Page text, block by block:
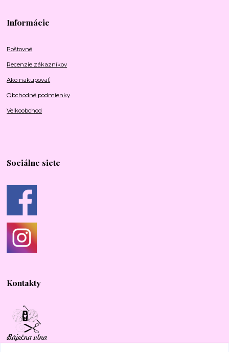
Informácie
Poštovné
Recenzie zákazníkov
Ako nakupovať
Obchodné podmienky
Veľkoobchod
Sociálne siete
Kontakty